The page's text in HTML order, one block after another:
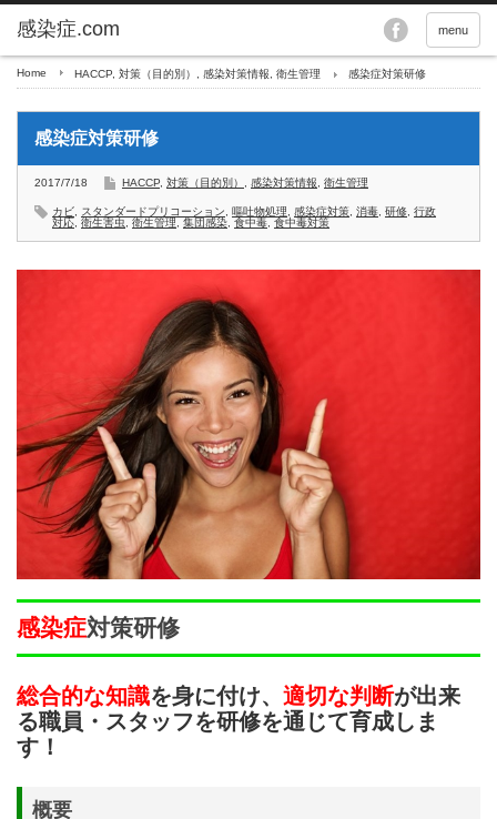
menu
Home HACCP 対策（目的別） 感染対策情報 衛生管理 感染症対策研修
感染症対策研修
2017/7/18 HACCP 対策（目的別） 感染対策情報 衛生管理
カビ スタンダードプリコーション 嘔吐物処理 感染症対策 消毒 研修 行政
対応 衛生害虫 衛生管理 集団感染 食中毒 食中毒対策
感染症対策研修
総合的な知識を身に付け、 適切な判断が出来
る職員・スタッフを研修を通じて育成しま
す！
概要